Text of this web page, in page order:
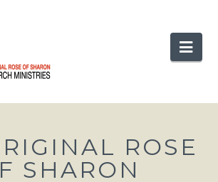
ROSE
SHARON